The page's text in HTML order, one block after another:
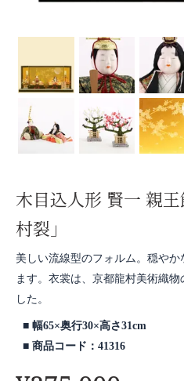
木目込人形 賢一 親
村裂」
美しい流線型のフォルム。穏や
ます。衣裳は、京都龍村美術織
した。
幅65×奥行30×高さ31cm
商品コード：41316